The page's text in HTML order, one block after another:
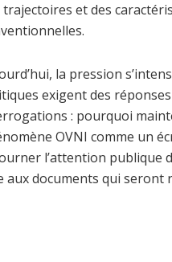
trajectoires et des
la pression
exigent des
: pourquoi
OVNI comme un
l’attention publique
aux documents qui seront